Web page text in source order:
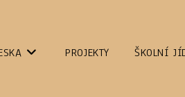
PROJEKTY ŠKOLNÍ